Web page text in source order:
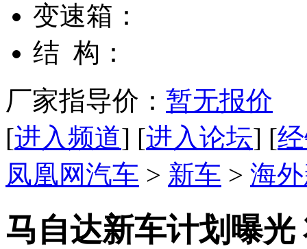
变速箱：
结 构：
厂家指导价： 暂无报价
[进入频道] [进入论坛] [
凤凰网汽车 > 新车 > 海
马自达新车计划曝